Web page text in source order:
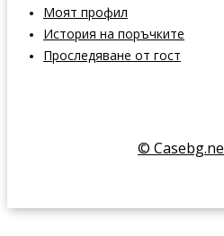
Моят профил
История на поръчките
Проследяване от гост
©